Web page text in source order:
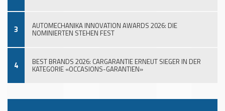
3 AUTOMECHANIKA INNOVATION AWARDS 2026: DIE
NOMINIERTEN STEHEN FEST
4 BEST BRANDS 2026: CARGARANTIE ERNEUT SIEGER IN DER
KATEGORIE «OCCASIONS-GARANTIEN»